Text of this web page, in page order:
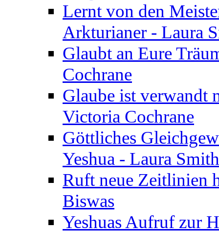
Lernt von den
Arkturianer - Laura
Glaubt an Eure
Cochrane
Glaube ist verwandt
Victoria Cochrane
Göttliches
Yeshua - Laura
Ruft neue Zeitlinien
Biswas
Yeshuas Aufruf zur